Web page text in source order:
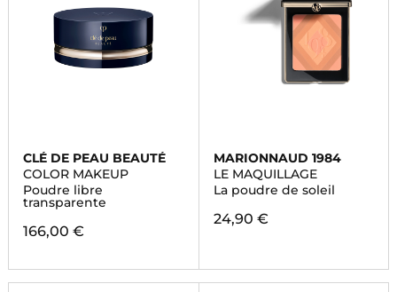
CLÉ DE PEAU BEAUTÉ
COLOR MAKEUP
Poudre libre
transparente
166,00 €
MARIONNAUD 1984
LE MAQUILLAGE
La poudre de soleil
24,90 €